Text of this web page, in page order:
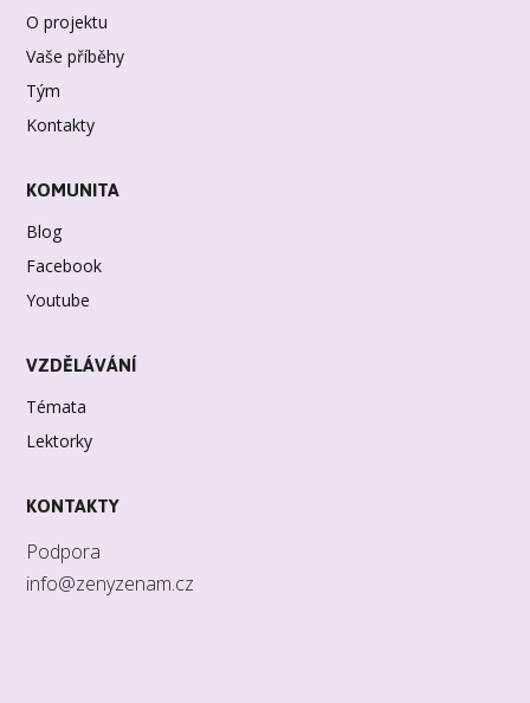
O projektu
Vaše příběhy
Tým
Kontakty
KOMUNITA
Blog
Facebook
Youtube
VZDĚLÁVÁNÍ
Témata
Lektorky
KONTAKTY
Podpora
info@zenyzenam.cz